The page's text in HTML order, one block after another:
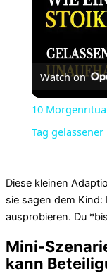
Watch on
10
Tag
Diese kleinen
sie sagen dem
ausprobieren. Du
Mini-
kann